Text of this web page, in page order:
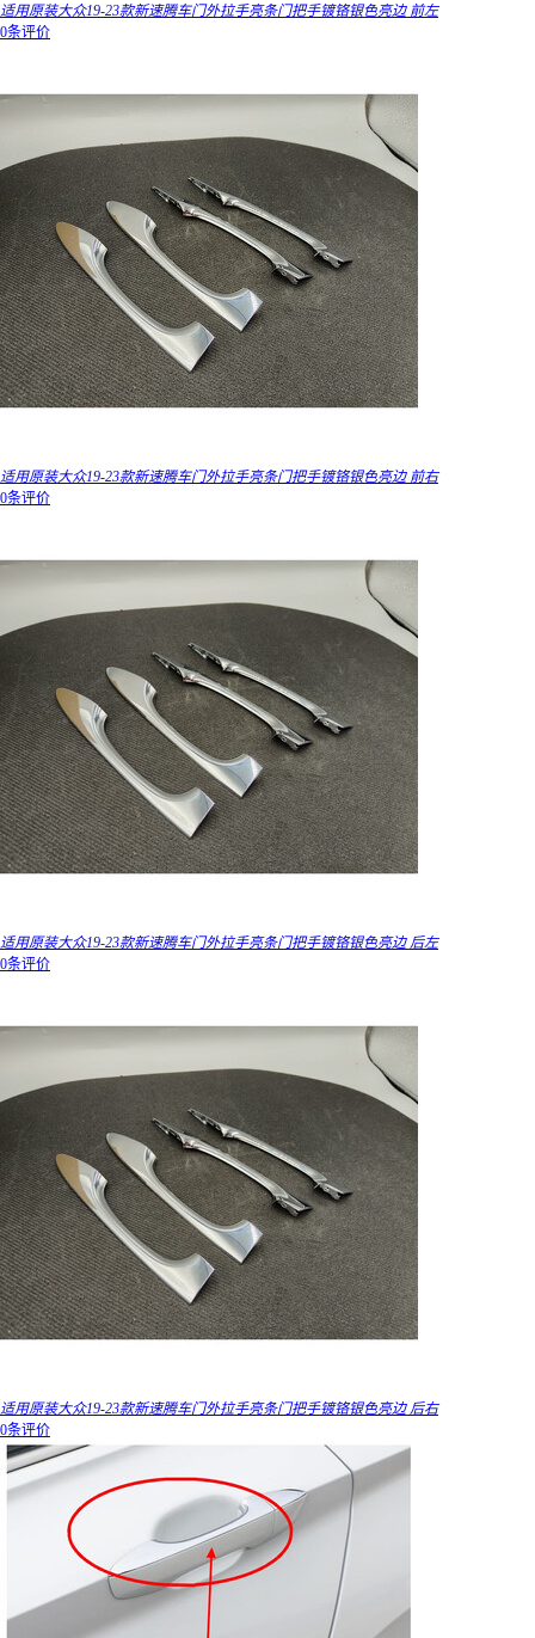
适用原装大众19-23款新速腾车门外拉手亮条门把手镀铬银色亮边 前左
0条评价
适用原装大众19-23款新速腾车门外拉手亮条门把手镀铬银色亮边 前右
0条评价
适用原装大众19-23款新速腾车门外拉手亮条门把手镀铬银色亮边 后左
0条评价
适用原装大众19-23款新速腾车门外拉手亮条门把手镀铬银色亮边 后右
0条评价